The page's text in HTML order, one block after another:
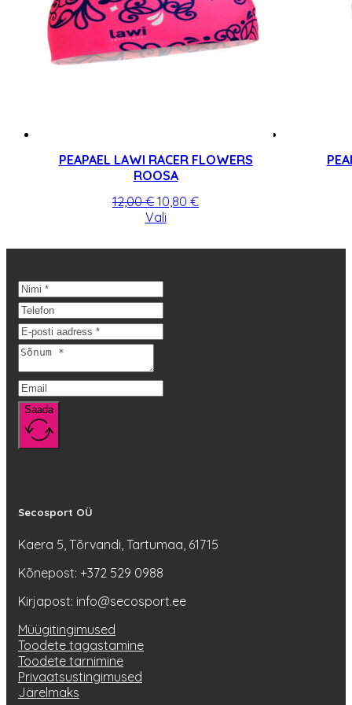
PEAPAEL LAWI RACER FLOWERS
ROOSA
12,00€ Algne
hind
12,00 €.
10,80 €Praegune
10,80 €.
ValiSellel
on
Saada
Secosport OÜ
Kaera 5, Tõrvandi, Tartumaa, 61715
Kõnepost: +372 529 0988
Kirjapost: info@secosport.ee
Müügitingimused
Toodete tagastamine
Toodete tarnimine
Privaatsustingimused
Järelmaks